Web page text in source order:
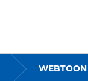
WEBTOON